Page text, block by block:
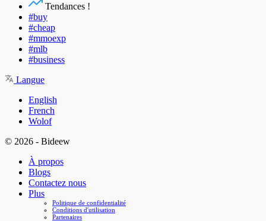
Tendances !
#buy
#cheap
#mmoexp
#mlb
#business
Langue
English
French
Wolof
© 2026 - Bideew
À propos
Blogs
Contactez nous
Plus
Politique de confidentialité
Conditions d'utilisation
Partenaires